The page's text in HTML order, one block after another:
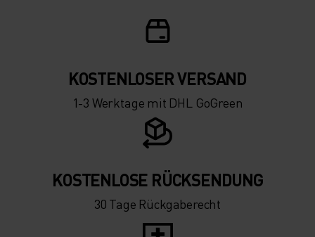
KOSTENLOSER VERSAND
1-3 Werktage mit DHL GoGreen
KOSTENLOSE RÜCKSENDUNG
30 Tage Rückgaberecht